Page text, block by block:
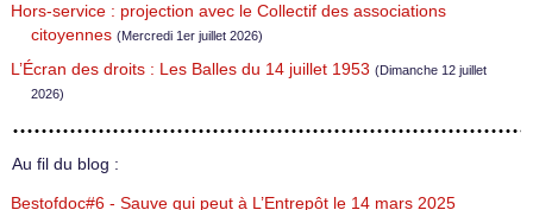
Hors-service : projection avec le Collectif des associations
citoyennes (Mercredi 1er juillet 2026)
L’Écran des droits : Les Balles du 14 juillet 1953 (Dimanche 12 juillet
2026)
Au fil du blog :
Bestofdoc#6 - Sauve qui peut à L’Entrepôt le 14 mars 2025